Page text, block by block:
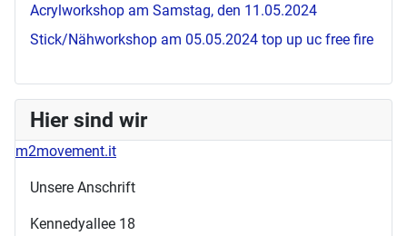
Acrylworkshop am Samstag, den 11.05.2024
Stick/Nähworkshop am 05.05.2024 top up uc free fire
Hier sind wir
m2movement.it
Unsere Anschrift
Kennedyallee 18